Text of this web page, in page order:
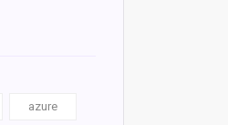
azure